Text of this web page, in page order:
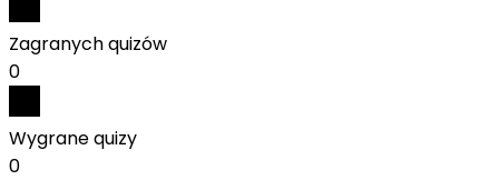
Zagranych quizów
0
Wygrane quizy
0